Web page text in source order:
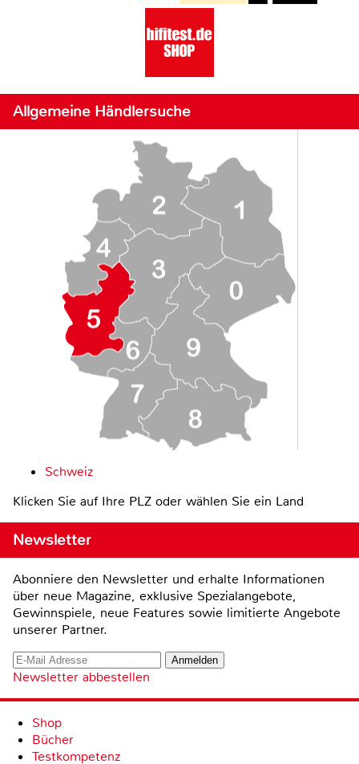
Allgemeine Händlersuche
Schweiz
Klicken Sie auf Ihre PLZ oder wählen Sie ein Land
Newsletter
Abonniere den Newsletter und erhalte Informationen
über neue Magazine, exklusive Spezialangebote,
Gewinnspiele, neue Features sowie limitierte Angebote
unserer Partner.
Newsletter abbestellen
Shop
Bücher
Testkompetenz